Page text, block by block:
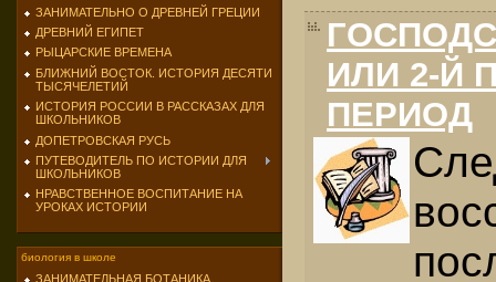
ЗАНИМАТЕЛЬНО О ДРЕВНЕЙ ГРЕЦИИ
ДРЕВНИЙ ЕГИПЕТ
РЫЦАРСКИЕ ВРЕМЕНА
БЛИЖНИЙ ВОСТОК. ИСТОРИЯ ДЕСЯТИ
ТЫСЯЧЕЛЕТИЙ
ИСТОРИЯ РОССИИ В РАССКАЗАХ ДЛЯ
ШКОЛЬНИКОВ
ДОПЕТРОВСКАЯ РУСЬ
ПУТЕВОДИТЕЛЬ ПО ИСТОРИИ ДЛЯ
ШКОЛЬНИКОВ
НРАВСТВЕННОЕ ВОСПИТАНИЕ НА
УРОКАХ ИСТОРИИ
биология в школе
ЗАНИМАТЕЛЬНАЯ БОТАНИКА
ИЛИ 2-Й
ПЕРИОД